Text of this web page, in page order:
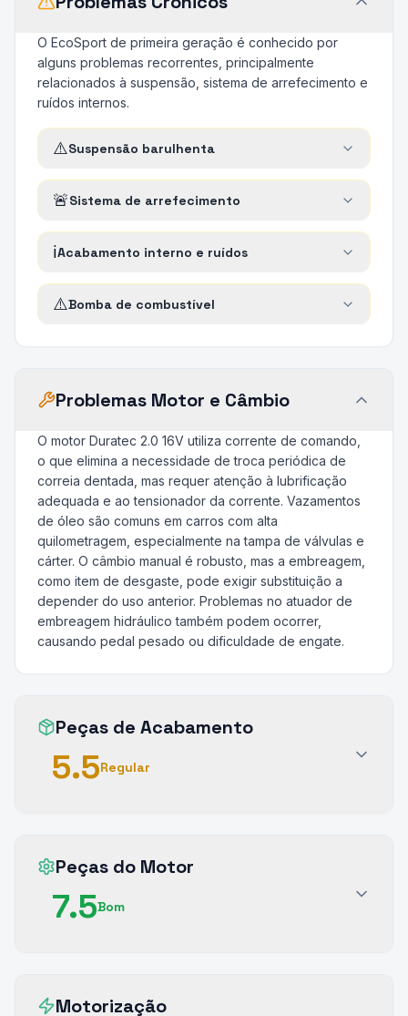
O EcoSport de primeira geração é conhecido por
alguns problemas recorrentes, principalmente
relacionados à suspensão, sistema de arrefecimento e
ruídos internos.
⚠️Suspensão barulhenta
🚨Sistema de arrefecimento
ℹ️Acabamento interno e ruídos
⚠️Bomba de combustível
Problemas Motor e Câmbio
O motor Duratec 2.0 16V utiliza corrente de comando,
o que elimina a necessidade de troca periódica de
correia dentada, mas requer atenção à lubrificação
adequada e ao tensionador da corrente. Vazamentos
de óleo são comuns em carros com alta
quilometragem, especialmente na tampa de válvulas e
cárter. O câmbio manual é robusto, mas a embreagem,
como item de desgaste, pode exigir substituição a
depender do uso anterior. Problemas no atuador de
embreagem hidráulico também podem ocorrer,
causando pedal pesado ou dificuldade de engate.
Peças de Acabamento
5.5Regular
Peças do Motor
7.5Bom
Motorização